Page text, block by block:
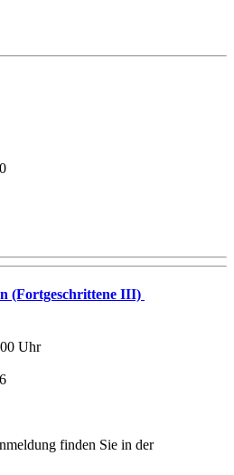
(Fortgeschrittene III)
Uhr
finden Sie in der